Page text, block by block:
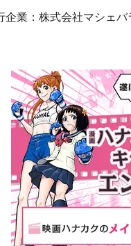
企業：株式会社マシェバ